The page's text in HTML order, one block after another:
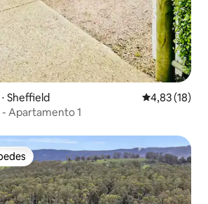
Sheffield 4,83 de uma
4,83 (18)
Apartamento 1